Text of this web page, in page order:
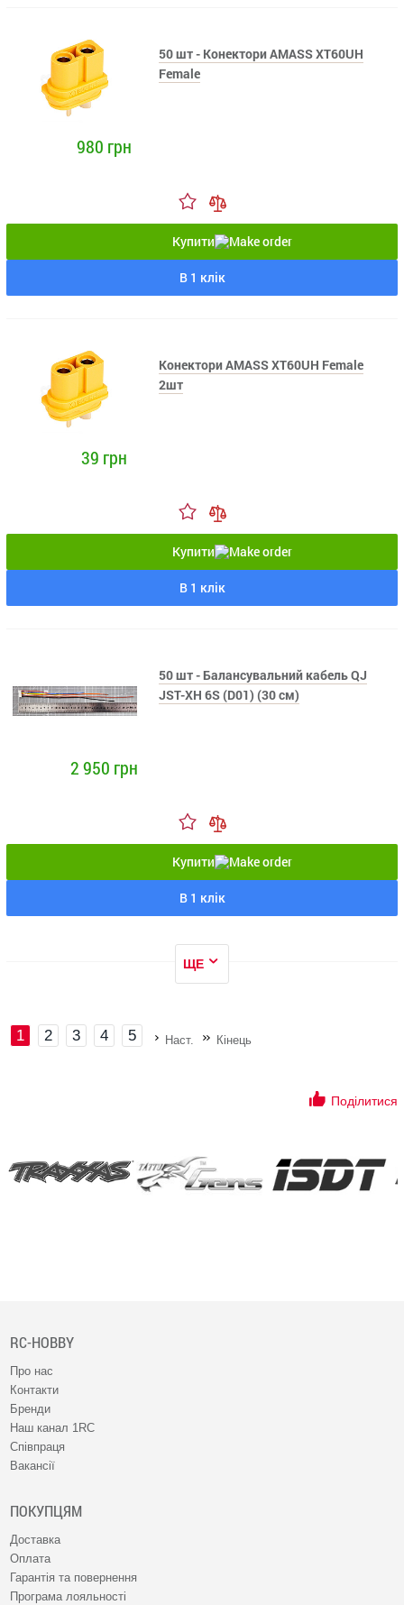
50 шт - Конектори AMASS XT60UH
Female
980 грн
Купити
В 1 клік
Конектори AMASS XT60UH Female
2шт
39 грн
Купити
В 1 клік
50 шт - Балансувальний кабель QJ
JST-XH 6S (D01) (30 см)
2 950 грн
Купити
В 1 клік
ЩЕ
1 2 3 4 5 Наст. Кінець
Поділитися
RC-HOBBY
Про нас
Контакти
Бренди
Наш канал 1RC
Співпраця
Вакансії
ПОКУПЦЯМ
Доставка
Оплата
Гарантія та повернення
Програма лояльності